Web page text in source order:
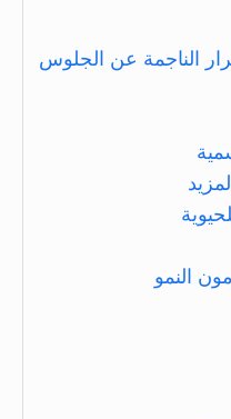
الناجمة عن الجلوس
النمو